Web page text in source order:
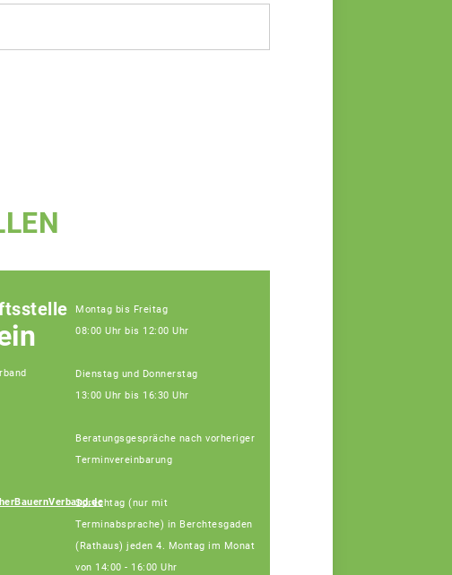
Montag bis Freitag
08:00 Uhr bis 12:00 Uhr
Dienstag und Donnerstag
13:00 Uhr bis 16:30 Uhr
Beratungsgespräche nach vorheriger
Terminvereinbarung
Sprechtag (nur mit
Terminabsprache) in Berchtesgaden
(Rathaus) jeden 4. Montag im Monat
von 14:00 - 16:00 Uhr